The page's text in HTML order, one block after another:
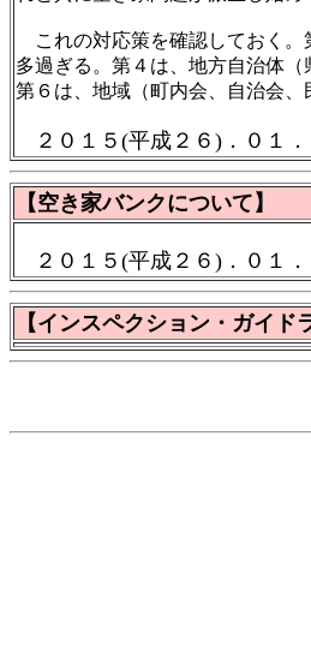
これの対応策を確認しておく。
多過ぎる。第４は、地方自治体
第６は、地域（町内会、自治会
２０１５(平成２６)．０１．
【空き家バンクについて】
２０１５(平成２６)．０１．
【インスペクション・ガイド